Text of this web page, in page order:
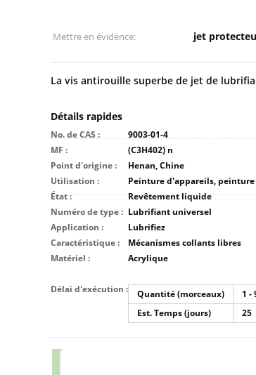
Mettre en évidence: jet
La vis antirouille superbe de jet de
Détails rapides
No. de CAS : 9003-01-4
MF :
(C3H402) n
Point d'origine :
Henan, Chine
Utilisation :
État :
Revêtement liquide
Numéro de type : Lubrifiant universel
Application :
Lubrifiez
Caractéristique :
Mécanismes collants libres
Matériel :
Acrylique
Délai d'exécution : Quantité (morceaux) 1 -
Est. Temps (jours)
25